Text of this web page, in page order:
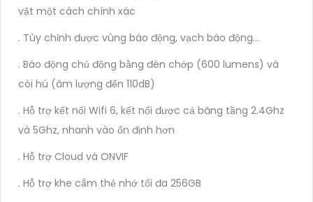
vật một cách chính xác
. Tùy chỉnh được vùng báo động, vạch báo động...
. Báo động chủ động bằng đèn chớp (600 lumens) và
còi hú (âm lượng đến 110dB)
. Hỗ trợ kết nối Wifi 6, kết nối được cả băng tầng 2.4Ghz
và 5Ghz, nhanh vào ổn định hơn
. Hỗ trợ Cloud và ONVIF
. Hỗ trợ khe cắm thẻ nhớ tối đa 256GB